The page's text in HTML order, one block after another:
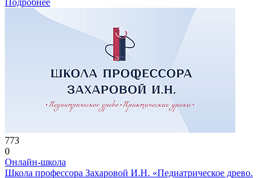
773
0
Онлайн-школа
Школа профессора Захаровой И.Н. «Педиатрическое древо.